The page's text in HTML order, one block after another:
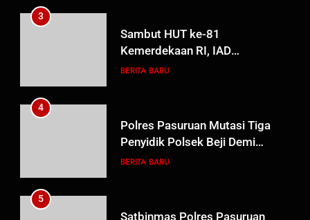
3
Sambut HUT ke-81
Kemerdekaan RI, IAD
Probolinggo Persembahkan
Pahlawan Bangsa
BERITA BARU
4
Polres Pasuruan Mutasi Tiga
Penyidik Polsek Beji Demi
Efektivitas dan Kelancaran
BERITA BARU
5
Satbinmas Polres Pasuruan